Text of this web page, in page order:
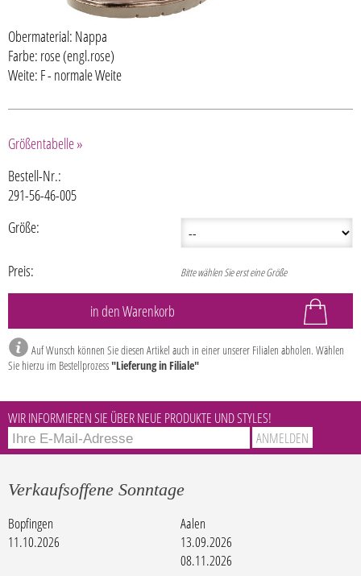
Obermaterial: Nappa
Farbe: rose (engl.rose)
Weite: F - normale Weite
Größentabelle »
Bestell-Nr.:
291-56-46-005
Größe:
Preis: Bitte wählen Sie erst eine Größe
Auf Wunsch können Sie diesen Artikel auch in einer unserer Filialen abholen. Wählen
Sie hierzu im Bestellprozess"Lieferung in Filiale"
WIR INFORMIEREN SIE ÜBER NEUE PRODUKTE UND STYLES!
Verkaufsoffene Sonntage
Bopfingen
11.10.2026
Aalen
13.09.2026
08.11.2026